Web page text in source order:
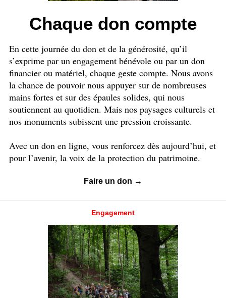
Chaque don compte
En cette journée du don et de la générosité, qu’il
s’exprime par un engagement bénévole ou par un don
financier ou matériel, chaque geste compte. Nous avons
la chance de pouvoir nous appuyer sur de nombreuses
mains fortes et sur des épaules solides, qui nous
soutiennent au quotidien. Mais nos paysages culturels et
nos monuments subissent une pression croissante.
Avec un don en ligne, vous renforcez dès aujourd’hui, et
pour l’avenir, la voix de la protection du patrimoine.
Faire un don →
Engagement